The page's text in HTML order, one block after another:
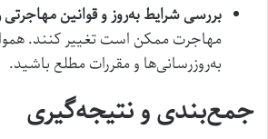
بررسی شرایط به‌روز و قوانین مهاجرتی
مهاجرت ممکن است تغییر کنند.
به‌روزرسانی‌ها و مقررات مطلع باشید.
جمع‌بندی و نتیجه‌گیری